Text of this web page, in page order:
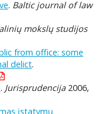
. Baltic journal of law
mokslų studijos
from office: some
delict.
. Jurisprudencija2006,
įstatymų